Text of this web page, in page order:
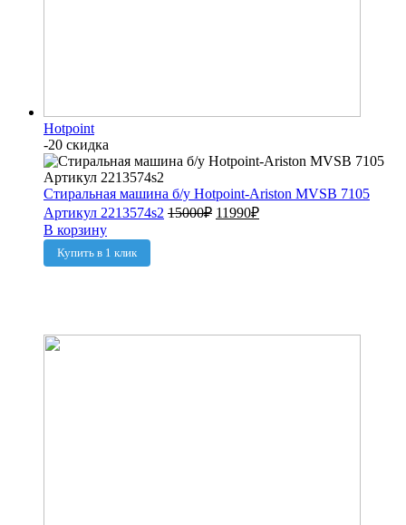
Hotpoint
-20 скидка
Стиральная машина б/у Hotpoint-Ariston MVSB 7105
Артикул 2213574s2 15000₽ 11990₽
В корзину
Купить в 1 клик